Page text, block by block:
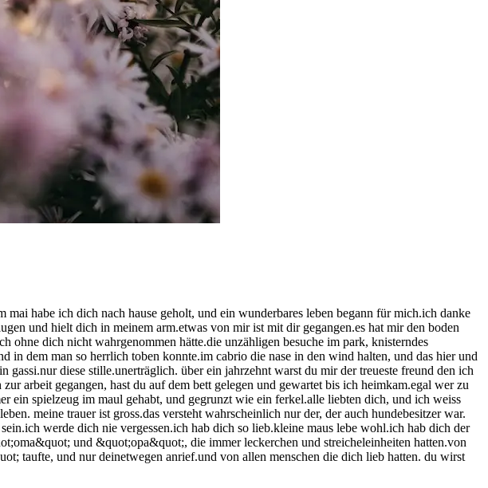
habe ich dich nach hause geholt, und ein wunderbares leben begann für mich.ich danke
und hielt dich in meinem arm.etwas von mir ist mit dir gegangen.es hat mir den boden
ohne dich nicht wahrgenommen hätte.die unzähligen besuche im park, knisterndes
in dem man so herrlich toben konnte.im cabrio die nase in den wind halten, und das hier und
gassi.nur diese stille.unerträglich. über ein jahrzehnt warst du mir der treueste freund den ich
arbeit gegangen, hast du auf dem bett gelegen und gewartet bis ich heimkam.egal wer zu
ein spielzeug im maul gehabt, und gegrunzt wie ein ferkel.alle liebten dich, und ich weiss
meine trauer ist gross.das versteht wahrscheinlich nur der, der auch hundebesitzer war.
werde dich nie vergessen.ich hab dich so lieb.kleine maus lebe wohl.ich hab dich der
und &quot;opa&quot;, die immer leckerchen und streicheleinheiten hatten.von
taufte, und nur deinetwegen anrief.und von allen menschen die dich lieb hatten. du wirst